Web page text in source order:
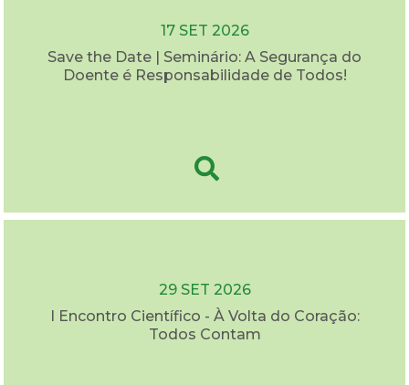
17 SET 2026
Save the Date | Seminário: A Segurança do
Doente é Responsabilidade de Todos!
29 SET 2026
I Encontro Científico - À Volta do Coração:
Todos Contam